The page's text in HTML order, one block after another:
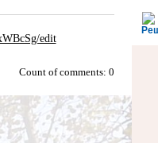
edit
Count of comments: 0